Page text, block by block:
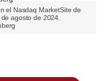
el Nasdaq MarketSite de
agosto de 2024.